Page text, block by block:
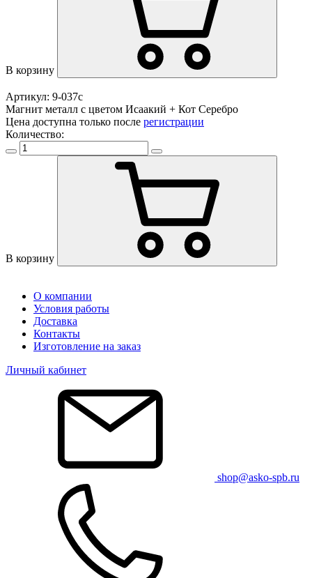
В корзину
Артикул: 9-037с
Магнит металл с цветом Исаакий + Кот Серебро
Цена доступна только после регистрации
Количество:
В корзину
О компании
Условия работы
Доставка
Контакты
Изготовление на заказ
Личный кабинет
shop@asko-spb.ru